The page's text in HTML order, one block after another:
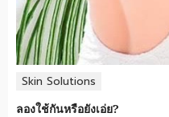
Skin Solutions
ลองใช้กันหรือยังเอ่ย?